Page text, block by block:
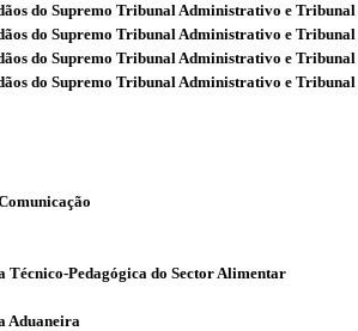
do Supremo Tribunal Administrativo e
do Supremo Tribunal Administrativo e
do Supremo Tribunal Administrativo e
do Supremo Tribunal Administrativo e
Técnico-Pedagógica do Sector Alimentar
Aduaneira